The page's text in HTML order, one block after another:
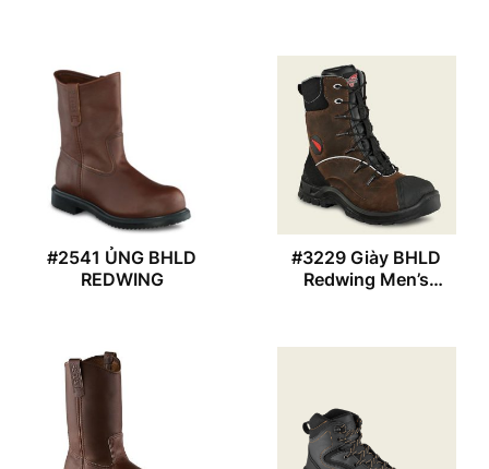
#2541 ỦNG BHLD
REDWING
#3229 Giày BHLD
Redwing Men’s